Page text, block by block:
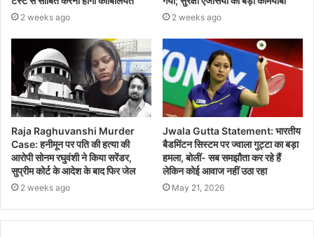
2 weeks ago 2 weeks ago
Raja Raghuvanshi Murder
Case: हनीमून पर पति की हत्या की
आरोपी सोनम रघुवंशी ने किया सरेंडर,
सुप्रीम कोर्ट के आदेश के बाद फिर जेल
2 weeks ago
Jwala Gutta Statement: भारतीय
बैडमिंटन सिस्टम पर ज्वाला गुट्टा का बड़ा
हमला, बोलीं- सब समझौता कर रहे हैं
लेकिन कोई आवाज नहीं उठा रहा
May 21, 2026